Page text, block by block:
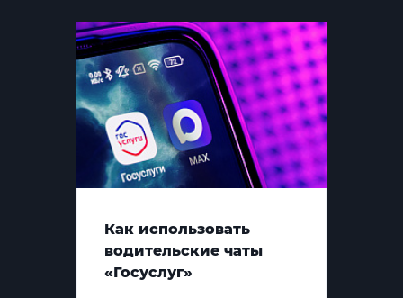
Как использовать
водительские чаты
«Госуслуг»